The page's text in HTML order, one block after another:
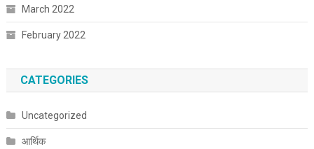
March 2022
February 2022
CATEGORIES
Uncategorized
आर्थिक